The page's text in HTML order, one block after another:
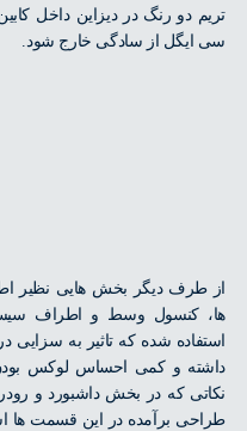
دو رنگ در دیزاین داخل کابین
از سادگی خارج شود.
دیگر بخش هایی نظیر اطراف
کنسول وسط و اطراف سیستم
شده که تاثیر به سزایی در
و کمی احساس لوکس بودن را به
که در بخش داشبورد و رودری ها
برآمده در این قسمت ها است